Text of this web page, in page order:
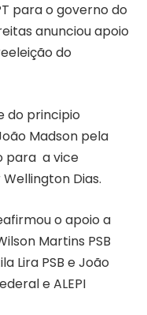
para o governo do
anunciou apoio
do
do principio
Madson pela
para a vice
Dias.
o apoio a
Martins PSB
Lira PSB e João
e ALEPI